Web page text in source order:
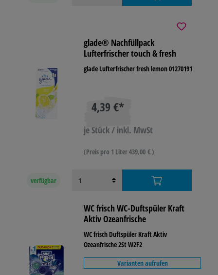
glade® Nachfüllpack
Lufterfrischer touch & fresh
glade Lufterfrischer fresh lemon 01270191
4,39 €*
je Stück / inkl. MwSt
(Preis pro 1 Liter 439,00 € )
verfügbar
WC frisch WC-Duftspüler Kraft
Aktiv Ozeanfrische
WC frisch Duftspüler Kraft Aktiv
Ozeanfrische 2St W2F2
Varianten aufrufen